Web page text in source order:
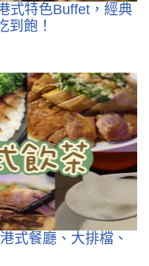
式特色Buffet，經典
到飽！
式餐廳、大排檔、